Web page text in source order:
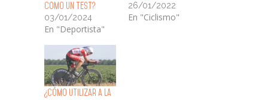
como un Test?
03/01/2024
En "Deportista"
26/01/2022
En "Ciclismo"
¿Cómo Utilizar a la